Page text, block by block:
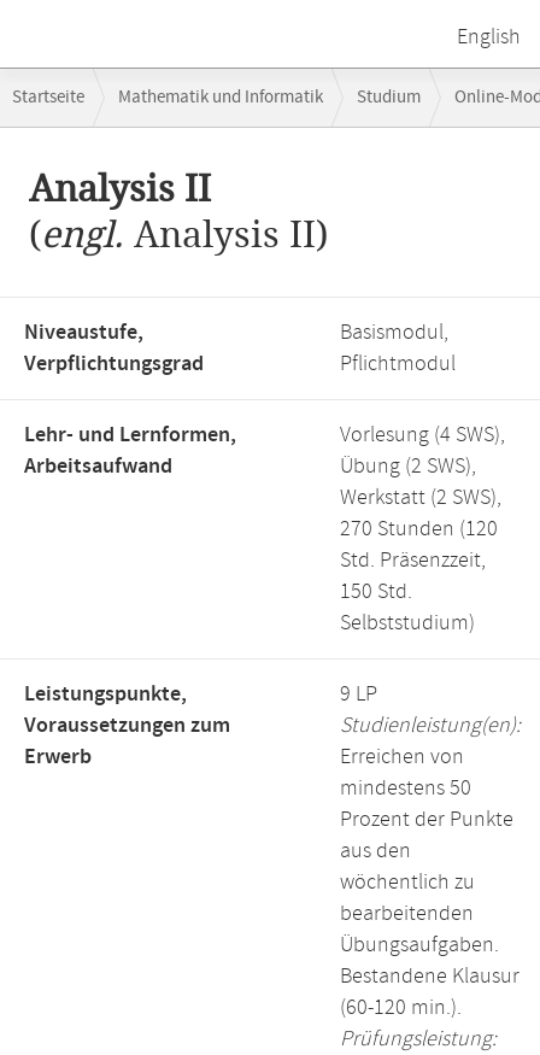
English
Navigation
Startseite Mathematik und Informatik Studium Online-
Analysis II
(engl. Analysis II)
Niveaustufe,
Verpflichtungsgrad
Basismodul,
Pflichtmodul
Lehr- und Lernformen,
Arbeitsaufwand
Vorlesung (4 SWS),
Übung (2 SWS),
Werkstatt (2 SWS),
270 Stunden (120
Std. Präsenzzeit,
150 Std.
Selbststudium)
Leistungspunkte,
Voraussetzungen zum
Erwerb
9 LP
Studienleistung(en):
Erreichen von
mindestens 50
Prozent der Punkte
aus den
wöchentlich zu
bearbeitenden
Übungsaufgaben.
Bestandene Klausur
(60-120 min.).
Prüfungsleistung: